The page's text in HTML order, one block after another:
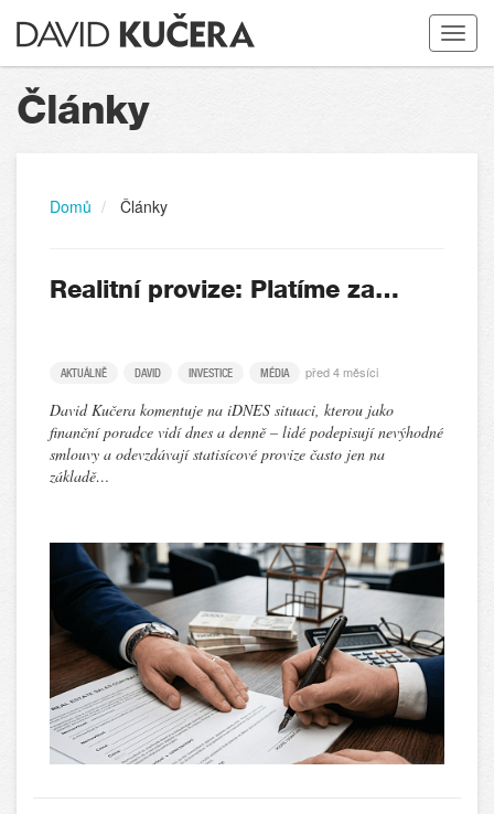
Toggle
Články
Domů Články
Realitní provize: Platíme za…
AKTUÁLNĚ DAVID INVESTICE MÉDIA před 4 měsíci
David Kučera komentuje na iDNES situaci, kterou jako
finanční poradce vidí dnes a denně – lidé podepisují nevýhodné
smlouvy a odevzdávají statisícové provize často jen na
základě…